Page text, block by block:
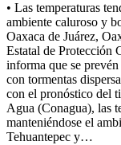
• Las temperaturas
ambiente caluroso y
Oaxaca de Juárez,
Estatal de Protección
informa que se
con tormentas
con el pronóstico del
Agua (Conagua), las
manteniéndose el
Tehuantepec y…